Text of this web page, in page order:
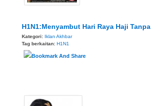
H1N1:Menyambut Hari Raya Haji
Kategori: Iklan Akhbar
Tag berkaitan: H1N1